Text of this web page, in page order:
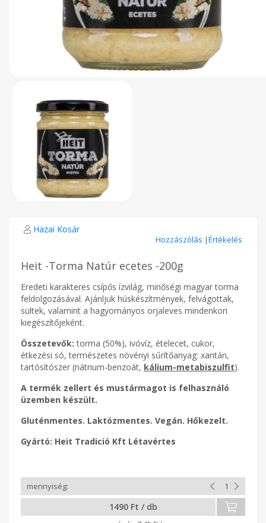
Hazai Kosár
Hozzászólás |Értékelés
Heit -Torma Natúr ecetes -200g
Eredeti karakteres csípős ízvilág, minőségi magyar torma
feldolgozásával. Ajánljuk húskészítmények, felvágottak,
sültek, valamint a hagyományos orjaleves mindenkori
kiegészítőjeként.
Összetevők: torma (50%), ivóvíz, ételecet, cukor,
étkezési só, természetes növényi sűrítőanyag: xantán,
tartósítószer (nátrium-benzoát, kálium-metabiszulfit).
A termék zellert és mustármagot is felhasználó
üzemben készült.
Gluténmentes. Laktózmentes. Vegán. Hőkezelt.
Gyártó: Heit Tradició Kft Létavértes
1490 Ft / db